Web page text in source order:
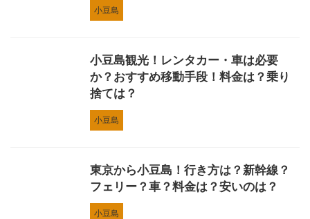
小豆島
小豆島観光！レンタカー・車は必要
か？おすすめ移動手段！料金は？乗り
捨ては？
小豆島
東京から小豆島！行き方は？新幹線？
フェリー？車？料金は？安いのは？
小豆島